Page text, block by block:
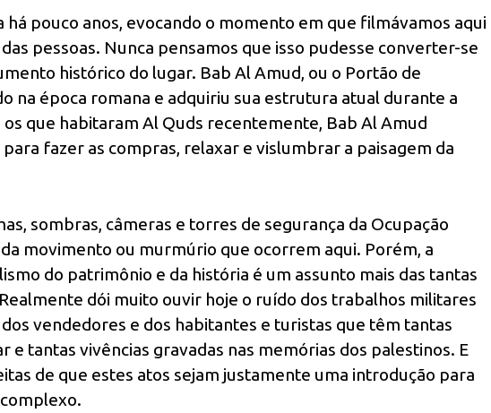
pouco anos, evocando o momento em que filmávamos aqui
pessoas. Nunca pensamos que isso pudesse converter-se
histórico do lugar. Bab Al Amud, ou o Portão de
na época romana e adquiriu sua estrutura atual durante a
que habitaram Al Quds recentemente, Bab Al Amud
fazer as compras, relaxar e vislumbrar a paisagem da
sombras, câmeras e torres de segurança da Ocupação
movimento ou murmúrio que ocorrem aqui. Porém, a
do patrimônio e da história é um assunto mais das tantas
dói muito ouvir hoje o ruído dos trabalhos militares
dos vendedores e dos habitantes e turistas que têm tantas
e tantas vivências gravadas nas memórias dos palestinos. E
de que estes atos sejam justamente uma introdução para